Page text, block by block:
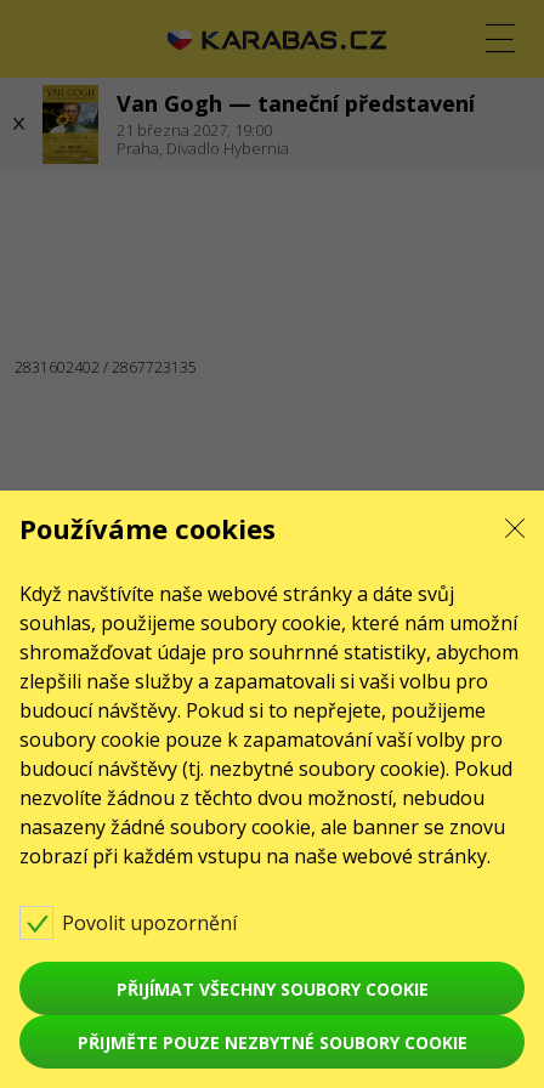
CS EN UK
PRAHA
O NÁS
Van Gogh — taneční představení
21 března 2027, 19:00
Praha, Divadlo Hybernia
Používáme cookies
Když navštívíte naše webové stránky a dáte svůj
souhlas, použijeme soubory cookie, které nám umožní
shromažďovat údaje pro souhrnné statistiky, abychom
zlepšili naše služby a zapamatovali si vaši volbu pro
budoucí návštěvy. Pokud si to nepřejete, použijeme
soubory cookie pouze k zapamatování vaší volby pro
budoucí návštěvy (tj. nezbytné soubory cookie). Pokud
nezvolíte žádnou z těchto dvou možností, nebudou
nasazeny žádné soubory cookie, ale banner se znovu
zobrazí při každém vstupu na naše webové stránky.
Povolit upozornění
PŘIJÍMAT VŠECHNY SOUBORY COOKIE
PŘIJMĚTE POUZE NEZBYTNÉ SOUBORY COOKIE